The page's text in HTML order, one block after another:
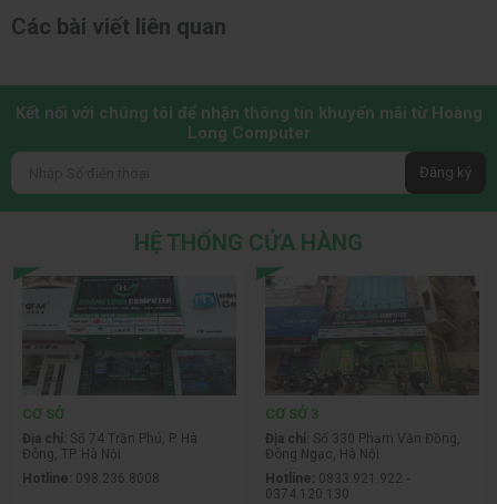
Các bài viết liên quan
Kết nối với chúng tôi để nhận thông tin khuyến mãi từ Hoàng
Long Computer
Đăng ký
HỆ THỐNG CỬA HÀNG
CƠ SỞ
Địa chỉ: Số 74 Trần Phú, P. Hà
Đông, TP. Hà Nội
Hotline: 098.236.8008
CƠ SỞ 3
Địa chỉ: Số 330 Phạm Văn Đồng,
Đông Ngạc, Hà Nội
Hotline: 0833.921.922 -
0374.120.130